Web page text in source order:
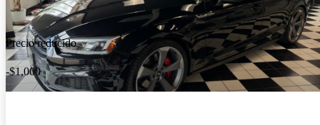
Precio reducido
-$1,000